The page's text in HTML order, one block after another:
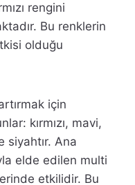
rengini
Bu renklerin
olduğu
için
kırmızı, mavi,
siyahtır. Ana
elde edilen multi
etkilidir. Bu